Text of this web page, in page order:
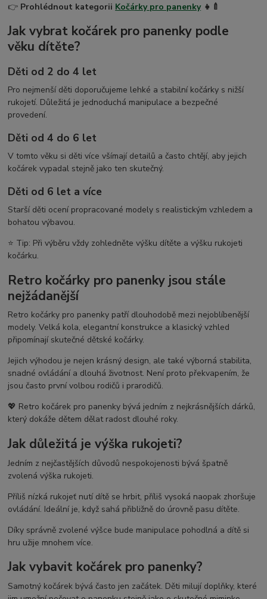
👉 Prohlédnout kategorii Kočárky pro panenky👧🍼
Jak vybrat kočárek pro panenky podle
věku dítěte?
Děti od 2 do 4 let
Pro nejmenší děti doporučujeme lehké a stabilní kočárky s nižší
rukojetí. Důležitá je jednoduchá manipulace a bezpečné
provedení.
Děti od 4 do 6 let
V tomto věku si děti více všímají detailů a často chtějí, aby jejich
kočárek vypadal stejně jako ten skutečný.
Děti od 6 let a více
Starší děti ocení propracované modely s realistickým vzhledem a
bohatou výbavou.
⭐ Tip: Při výběru vždy zohledněte výšku dítěte a výšku rukojeti
kočárku.
Retro kočárky pro panenky jsou stále
nejžádanější
Retro kočárky pro panenky patří dlouhodobě mezi nejoblíbenější
modely. Velká kola, elegantní konstrukce a klasický vzhled
připomínají skutečné dětské kočárky.
Jejich výhodou je nejen krásný design, ale také výborná stabilita,
snadné ovládání a dlouhá životnost. Není proto překvapením, že
jsou často první volbou rodičů i prarodičů.
💖 Retro kočárek pro panenky bývá jedním z nejkrásnějších dárků,
který dokáže dětem dělat radost dlouhé roky.
Jak důležitá je výška rukojeti?
Jedním z nejčastějších důvodů nespokojenosti bývá špatně
zvolená výška rukojeti.
Příliš nízká rukojeť nutí dítě se hrbit, příliš vysoká naopak zhoršuje
ovládání. Ideální je, když sahá přibližně do úrovně pasu dítěte.
Díky správně zvolené výšce bude manipulace pohodlná a dítě si
hru užije mnohem více.
Jak vybavit kočárek pro panenky?
Samotný kočárek bývá často jen začátek. Děti milují doplňky, které